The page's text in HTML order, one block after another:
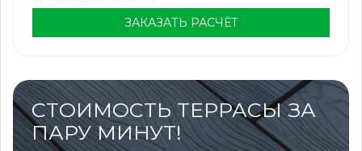
ЗАКАЗАТЬ РАСЧЁТ
СТОИМОСТЬ ТЕРРАСЫ ЗА
ПАРУ МИНУТ!